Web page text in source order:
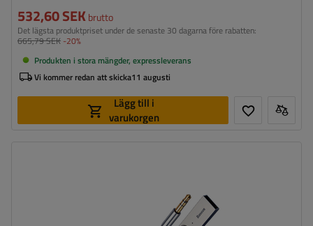
532,60 SEKbrutto
Det lägsta produktpriset under de senaste 30 dagarna före rabatten:
665,79 SEK -20%
Produkten i stora mängder, expressleverans
Vi kommer redan att skicka11 augusti
Lägg till i
varukorgen